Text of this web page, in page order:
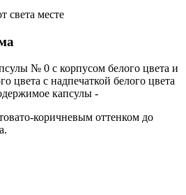
света месте
№ 0 с корпусом белого цвета и
цвета с надпечаткой белого цвета
капсулы -
коричневым оттенком до